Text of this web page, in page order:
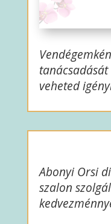
veheted
Abonyi Orsi
szalon